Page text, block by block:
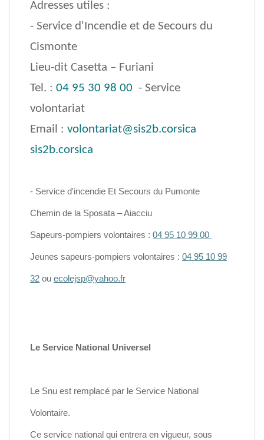
Adresses utiles :
- Service d'Incendie et de Secours du
Cismonte
Lieu-dit Casetta – Furiani
Tel. : 04 95 30 98 00 - Service
volontariat
Email : volontariat@sis2b.corsica
sis2b.corsica
- Service d'incendie Et Secours du Pumonte
Chemin de la Sposata – Aiacciu
Sapeurs-pompiers volontaires : 04 95 10 99 00
Jeunes sapeurs-pompiers volontaires : 04 95 10 99
32 ou ecolejsp@yahoo.fr
Le Service National Universel
Le Snu est remplacé par le Service National
Volontaire.
Ce service national qui entrera en vigueur, sous